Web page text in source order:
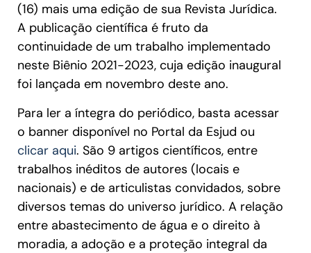
(16) mais uma edição de sua Revista Jurídica.
A publicação científica é fruto da
continuidade de um trabalho implementado
neste Biênio 2021-2023, cuja edição inaugural
foi lançada em novembro deste ano.
Para ler a íntegra do periódico, basta acessar
o banner disponível no Portal da Esjud ou
clicar aqui. São 9 artigos científicos, entre
trabalhos inéditos de autores (locais e
nacionais) e de articulistas convidados, sobre
diversos temas do universo jurídico. A relação
entre abastecimento de água e o direito à
moradia, a adoção e a proteção integral da